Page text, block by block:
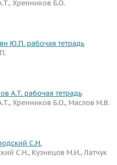
Хренников Б.О.
Ю.П. рабочая тетрадь
А.Т. рабочая тетрадь
Хренников Б.О., Маслов М.В.
С.Н.
С.Н., Кузнецов М.И., Латчук